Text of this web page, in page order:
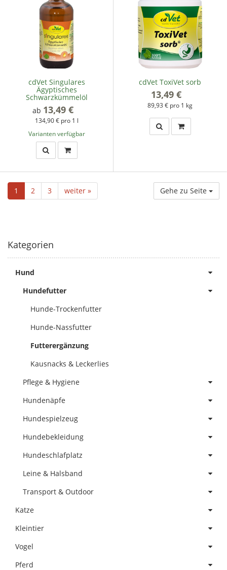
cdVet Singulares
Ägyptisches
Schwarzkümmelöl
ab 13,49 €
134,90 € pro 1 l
Varianten verfügbar
cdVet ToxiVet sorb
13,49 €
89,93 € pro 1 kg
1 2 3 weiter » Gehe zu Seite
Kategorien
Hund
Hundefutter
Hunde-Trockenfutter
Hunde-Nassfutter
Futterergänzung
Kausnacks & Leckerlies
Pflege & Hygiene
Hundenäpfe
Hundespielzeug
Hundebekleidung
Hundeschlafplatz
Leine & Halsband
Transport & Outdoor
Katze
Kleintier
Vogel
Pferd